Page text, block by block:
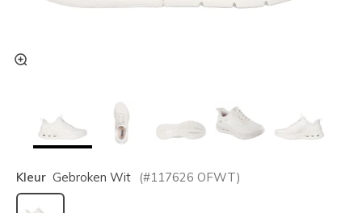
Kleur Gebroken Wit (#117626 OFWT)